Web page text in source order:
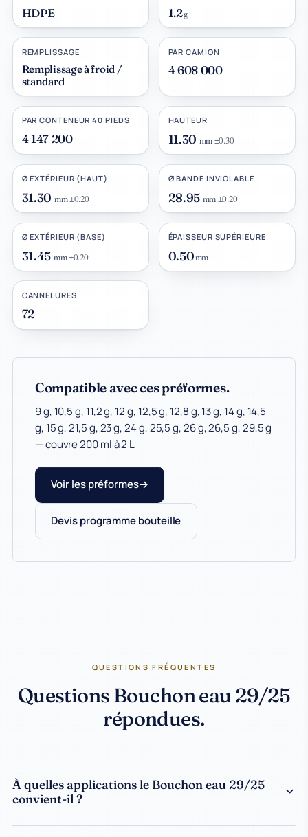
HDPE 1.2g
REMPLISSAGE
Remplissage à froid /
standard
PAR CAMION
4 608 000
PAR CONTENEUR 40 PIEDS
4 147 200
HAUTEUR
11.30 mm±0.30
Ø EXTÉRIEUR (HAUT)
31.30 mm±0.20
Ø BANDE INVIOLABLE
28.95 mm±0.20
Ø EXTÉRIEUR (BASE)
31.45 mm±0.20
ÉPAISSEUR SUPÉRIEURE
0.50mm
CANNELURES
72
Compatible avec ces préformes.
9 g, 10,5 g, 11,2 g, 12 g, 12,5 g, 12,8 g, 13 g, 14 g, 14,5
g, 15 g, 21,5 g, 23 g, 24 g, 25,5 g, 26 g, 26,5 g, 29,5 g
— couvre 200 ml à 2 L
Voir les préformes
Devis programme bouteille
QUESTIONS FRÉQUENTES
Questions Bouchon eau 29/25
répondues.
À quelles applications le Bouchon eau 29/25
convient-il ?